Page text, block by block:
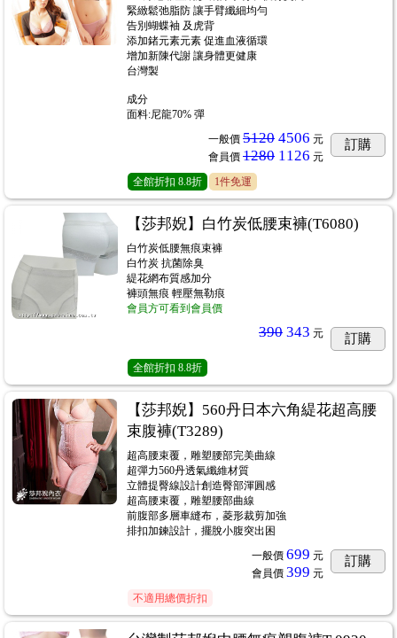
緊緻鬆弛脂防 讓手臂纖細均勻
告別蝴蝶袖 及虎背
添加鍺元素元素 促進血液循環
增加新陳代謝 讓身體更健康
台灣製
成分
面料:尼龍70% 彈
一般價 5120 4506 元
會員價 1280 1126 元
訂購
全館折扣 8.8折 1件免運
【莎邦婗】白竹炭低腰束褲(T6080)
白竹炭低腰無痕束褲
白竹炭 抗菌除臭
緹花網布質感加分
褲頭無痕 輕壓無勒痕
會員方可看到會員價
390 343 元 訂購
全館折扣 8.8折
【莎邦婗】560丹日本六角緹花超高腰
束腹褲(T3289)
超高腰束覆，雕塑腰部完美曲線
超彈力560丹透氣纖維材質
立體提臀線設計創造臀部渾圓感
超高腰束覆，雕塑腰部曲線
前腹部多層車縫布，菱形裁剪加強
排扣加鍊設計，擺脫小腹突出困
一般價 699 元
會員價 399 元
訂購
不適用總價折扣